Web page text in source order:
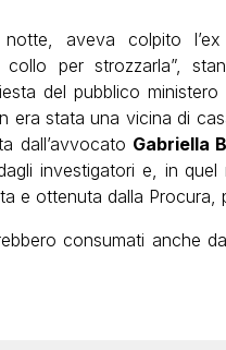
aveva colpito
per strozzarla”,
del pubblico ministero
era stata una vicina di
dall’avvocato Gabriella
investigatori e, in
e ottenuta dalla Procura,
consumati anche